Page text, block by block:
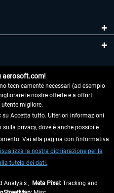
aerosoft.com!
tecnicamente necessari (ad esempio
le nostre offerte e a offrirti
utente migliore.
su Accetta tutto. Ulteriori informazioni
privacy, dove è anche possibile
Vai alla pagina con l'informativa
la nostra dichiarazione per la
tutela dei dati.
Analysis , Meta Pixel: Tracking and